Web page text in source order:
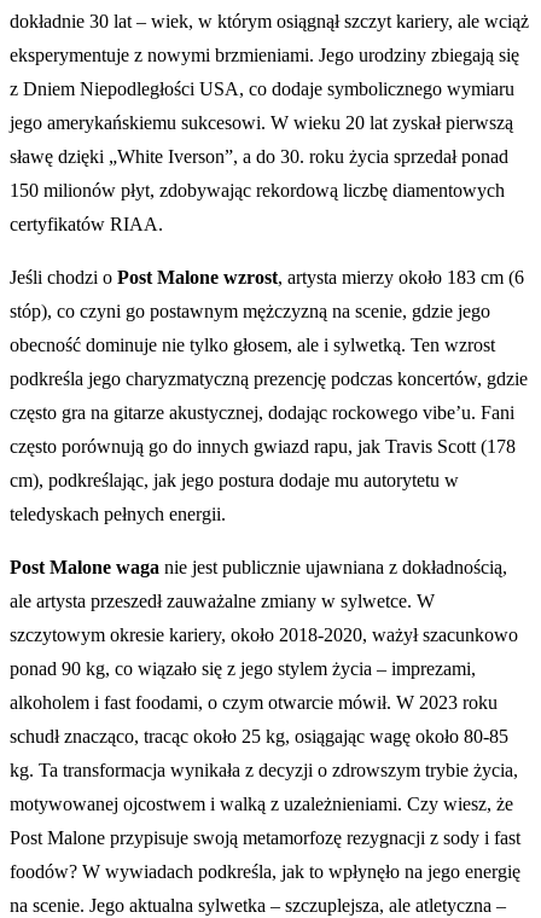
dokładnie 30 lat – wiek, w którym osiągnął szczyt kariery, ale wciąż
eksperymentuje z nowymi brzmieniami. Jego urodziny zbiegają się
z Dniem Niepodległości USA, co dodaje symbolicznego wymiaru
jego amerykańskiemu sukcesowi. W wieku 20 lat zyskał pierwszą
sławę dzięki „White Iverson”, a do 30. roku życia sprzedał ponad
150 milionów płyt, zdobywając rekordową liczbę diamentowych
certyfikatów RIAA.
Jeśli chodzi o Post Malone wzrost, artysta mierzy około 183 cm (6
stóp), co czyni go postawnym mężczyzną na scenie, gdzie jego
obecność dominuje nie tylko głosem, ale i sylwetką. Ten wzrost
podkreśla jego charyzmatyczną prezencję podczas koncertów, gdzie
często gra na gitarze akustycznej, dodając rockowego vibe’u. Fani
często porównują go do innych gwiazd rapu, jak Travis Scott (178
cm), podkreślając, jak jego postura dodaje mu autorytetu w
teledyskach pełnych energii.
Post Malone waga nie jest publicznie ujawniana z dokładnością,
ale artysta przeszedł zauważalne zmiany w sylwetce. W
szczytowym okresie kariery, około 2018-2020, ważył szacunkowo
ponad 90 kg, co wiązało się z jego stylem życia – imprezami,
alkoholem i fast foodami, o czym otwarcie mówił. W 2023 roku
schudł znacząco, tracąc około 25 kg, osiągając wagę około 80-85
kg. Ta transformacja wynikała z decyzji o zdrowszym trybie życia,
motywowanej ojcostwem i walką z uzależnieniami. Czy wiesz, że
Post Malone przypisuje swoją metamorfozę rezygnacji z sody i fast
foodów? W wywiadach podkreśla, jak to wpłynęło na jego energię
na scenie. Jego aktualna sylwetka – szczuplejsza, ale atletyczna –